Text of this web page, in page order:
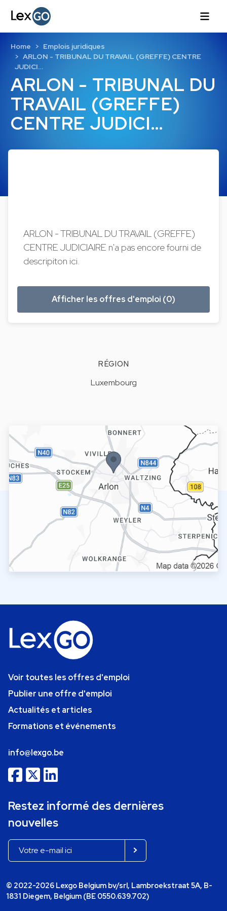
ARLON - TRIBUNAL DU
TRAVAIL (GREFFE)
CENTRE JUDICI…
Home
Emplois juridiques
ARLON - TRIBUNAL DU TRAVAIL (GREFFE) CENTRE
JUDICI…
ARLON - TRIBUNAL DU TRAVAIL (GREFFE)
CENTRE JUDICIAIRE n'a pas encore fourni de
descripiton ici.
Afficher les offres d'emploi (0)
RÉGION
Luxembourg
Voir toutes les offres d'emploi
Publier une offre d'emploi
Actualités et articles
Formations et événements
info@lexgo.be
Restez informé des dernières
nouvelles
© 2022-2026 Lexgo Belgium bv/srl, Lambroekstraat 5A, B-
1831 Diegem, Belgium (BE 0550.639.702)